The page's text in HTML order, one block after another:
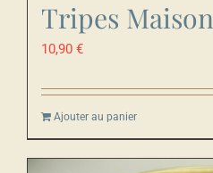
Tripes Maison
10,90 €
Ajouter au panier